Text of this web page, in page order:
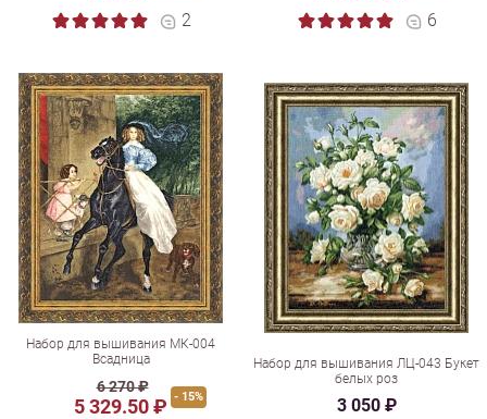
2 6
Набор для вышивания МК-004
Всадница
6 270 ₽
5 329.50 ₽ - 15%
Набор для вышивания ЛЦ-043 Букет
белых роз
3 050 ₽